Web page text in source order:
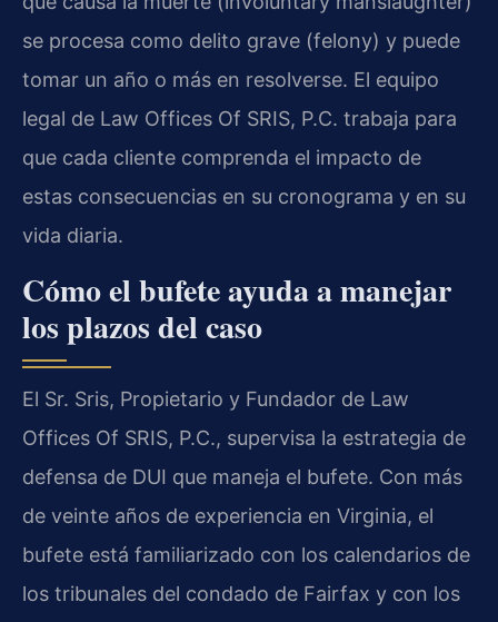
se procesa como delito grave (felony) y puede
tomar un año o más en resolverse. El equipo
legal de Law Offices Of SRIS, P.C. trabaja para
que cada cliente comprenda el impacto de
estas consecuencias en su cronograma y en su
vida diaria.
Cómo el bufete ayuda a manejar
los plazos del caso
El Sr. Sris, Propietario y Fundador de Law
Offices Of SRIS, P.C., supervisa la estrategia de
defensa de DUI que maneja el bufete. Con más
de veinte años de experiencia en Virginia, el
bufete está familiarizado con los calendarios de
los tribunales del condado de Fairfax y con los